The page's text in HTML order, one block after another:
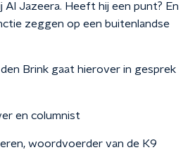
Al Jazeera. Heeft hij een punt? En
zeggen op een buitenlandse
Brink gaat hierover in gesprek
en columnist
woordvoerder van de K9